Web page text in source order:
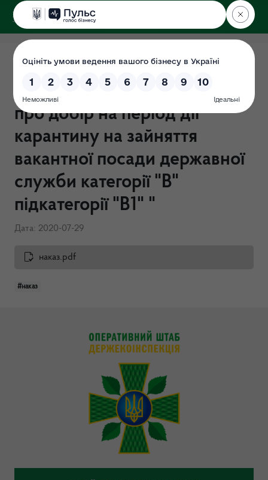
ДЕРЖЕКОІНСПЕКЦІЯ
Поліського округу
Наказ №113-ОС від
29.07.2020 "Про оголошення
про добір на період дії
карантину на зайняття
вакантної посади державної
служби категорії "В"
підкатегорії "В1" "
Дата: 2020-07-29
наказ.pdf
#наказ